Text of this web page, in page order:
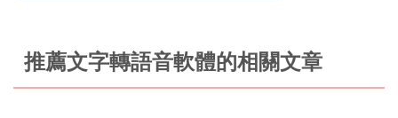
推薦文字轉語音軟體的相關文章